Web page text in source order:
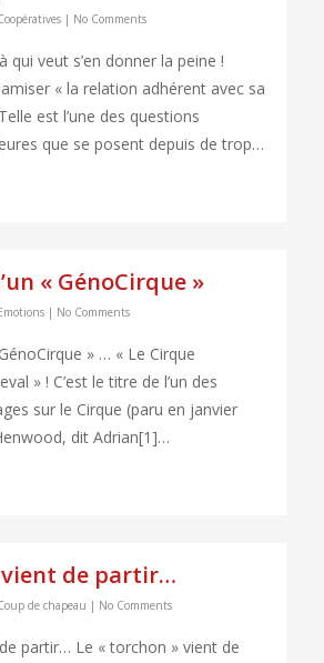
| No Comments
qui veut s’en donner la peine !
« la relation adhérent avec sa
est l’une des questions
que se posent depuis de trop…
« GénoCirque »
| No Comments
» … « Le Cirque
» ! C’est le titre de l’un des
sur le Cirque (paru en janvier
dit Adrian[1]…
de partir…
de chapeau | No Comments
partir… Le « torchon » vient de